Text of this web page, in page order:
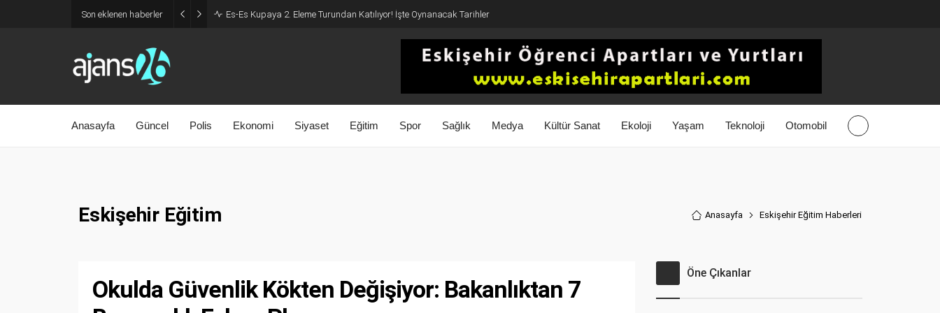
Son eklenen haberler Es-Es Kupaya 2. Eleme Turundan Katılıyor! İşte Oynanacak Tarihler
Anasayfa Güncel Polis Ekonomi Siyaset Eğitim Spor Sağlık Medya Kültür Sanat Ekoloji Yaşam Teknoloji Otomobil
Eskişehir Eğitim Anasayfa Eskişehir Eğitim Haberleri
Okulda Güvenlik Kökten Değişiyor: Bakanlıktan 7
Öne Çıkanlar